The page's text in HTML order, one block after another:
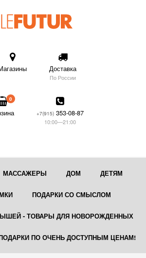
Доставка
По России
0
+7(915) 353-08-87
10:00—21:00
МАССАЖЕРЫ ДОМ ДЕТЯМ
ПОДАРКИ СО СМЫСЛОМ
- ТОВАРЫ ДЛЯ НОВОРОЖДЕННЫХ
ПО ОЧЕНЬ ДОСТУПНЫМ ЦЕНАМ!